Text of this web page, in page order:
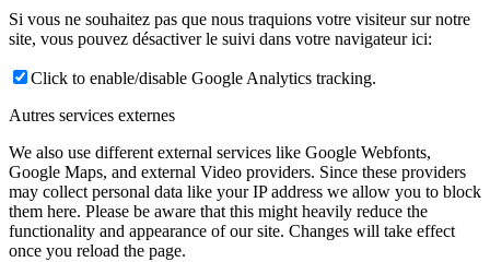
Si vous ne souhaitez pas que nous traquions votre visiteur sur notre
site, vous pouvez désactiver le suivi dans votre navigateur ici:
Click to enable/disable Google Analytics tracking.
Autres services externes
We also use different external services like Google Webfonts,
Google Maps, and external Video providers. Since these providers
may collect personal data like your IP address we allow you to block
them here. Please be aware that this might heavily reduce the
functionality and appearance of our site. Changes will take effect
once you reload the page.